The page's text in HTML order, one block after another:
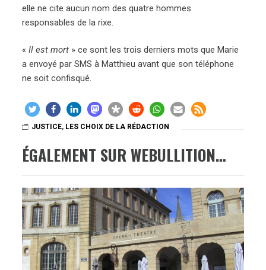
elle ne cite aucun nom des quatre hommes
responsables de la rixe.
«Il est mort » ce sont les trois derniers mots que Marie
a envoyé par SMS à Matthieu avant que son téléphone
ne soit confisqué.
JUSTICE, LES CHOIX DE LA RÉDACTION
ÉGALEMENT SUR WEBULLITION…